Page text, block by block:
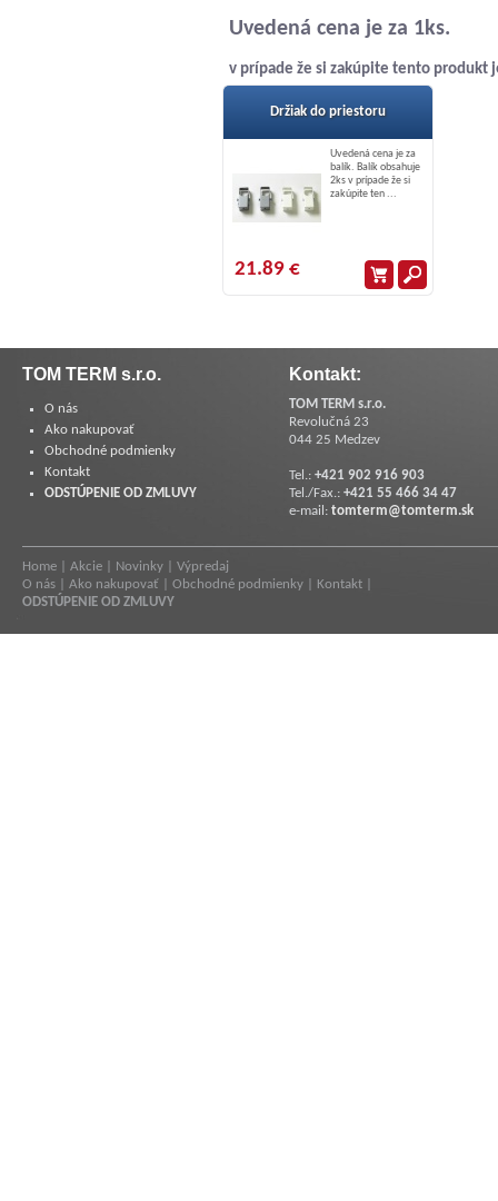
Uvedená cena je za 1ks.
v prípade že si zakúpite tento
Držiak do priestoru
Uvedená cena je za
balík. Balík obsahuje
2ks v prípade že si
zakúpite ten ...
21.89 €
TOM TERM s.r.o.
O nás
Ako nakupovať
Obchodné podmienky
Kontakt
ODSTÚPENIE OD ZMLUVY
Kontakt:
TOM TERM s.r.o.
Revolučná 23
044 25 Medzev
Tel.: +421 902 916 903
Tel./Fax.: +421 55 466 34 47
e-mail: tomterm@tomterm.sk
Home Akcie Novinky
Výpredaj
O nás
Ako nakupovať Obchodné podmienky Kontakt
ODSTÚPENIE OD ZMLUVY